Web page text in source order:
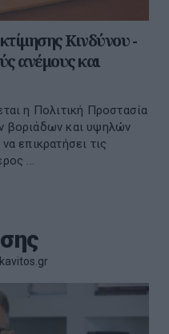
Κινδύνου -
ανέμους και
η Πολιτική Προστασία
βοριάδων και υψηλών
επικρατήσει τις
...